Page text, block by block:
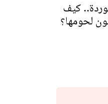
كيف
لحومها؟